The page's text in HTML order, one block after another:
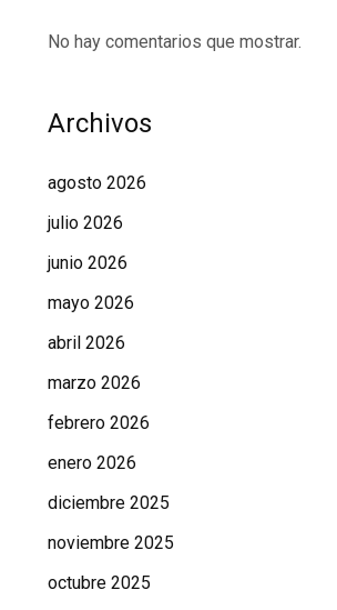
No hay comentarios que mostrar.
Archivos
agosto 2026
julio 2026
junio 2026
mayo 2026
abril 2026
marzo 2026
febrero 2026
enero 2026
diciembre 2025
noviembre 2025
octubre 2025